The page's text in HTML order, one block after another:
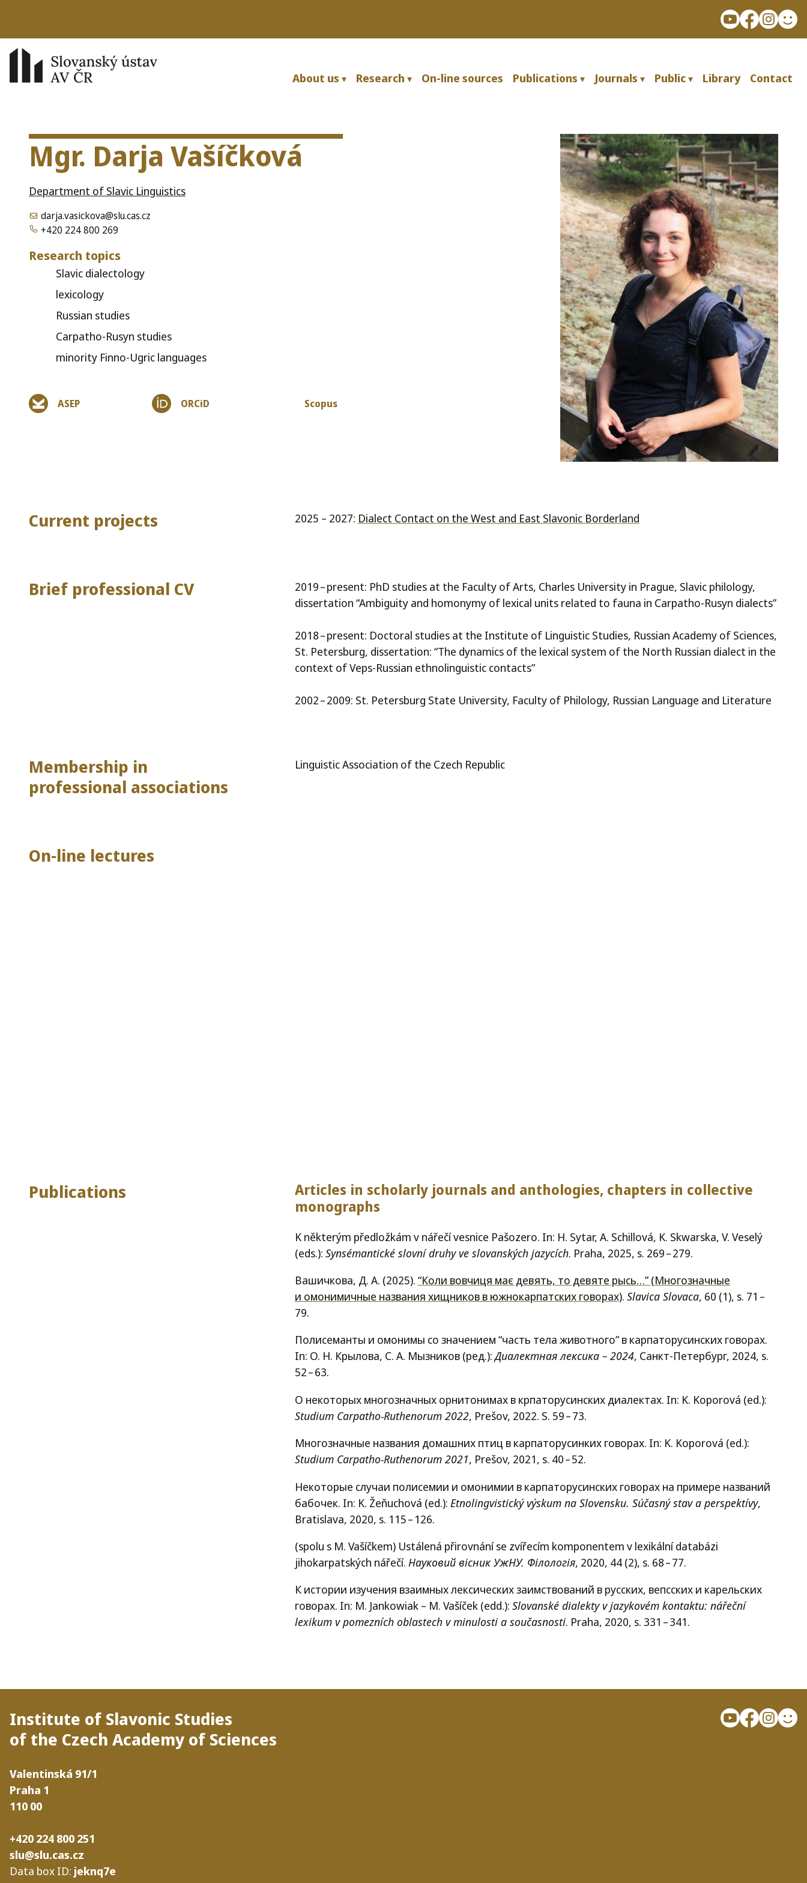
About us Research On-line sources Publications Journals Public Library Contact
Mgr. Darja Vašíčková
Department of Slavic Linguistics
darja.vasickova@slu.cas.cz
+420 224 800 269
Research topics
Slavic dialectology
lexicology
Russian studies
Carpatho-Rusyn studies
minority Finno-Ugric languages
ASEP ORCiD Scopus
Current projects 2025 – 2027: Dialect Contact on the West and East Slavonic Borderland
Brief professional CV
2019 – present: PhD studies at the Faculty of Arts, Charles University in Prague, Slavic philology,
dissertation “Ambiguity and homonymy of lexical units related to fauna in Carpatho-Rusyn dialects”
2018 – present: Doctoral studies at the Institute of Linguistic Studies, Russian Academy of Sciences,
St. Petersburg, dissertation: “The dynamics of the lexical system of the North Russian dialect in the
context of Veps-Russian ethnolinguistic contacts”
2002 – 2009: St. Petersburg State University, Faculty of Philology, Russian Language and Literature
Membership in
professional associations
Linguistic Association of the Czech Republic
On-line lectures
Publications
Articles in scholarly journals and anthologies, chapters in collective
monographs
K některým předložkám v nářečí vesnice Pašozero. In: H. Sytar, A. Schillová, K. Skwarska, V. Veselý
(eds.): Synsémantické slovní druhy ve slovanských jazycích. Praha, 2025, s. 269 – 279.
Вашичкова, Д. А. (2025). “Коли вовчиця має девять, то девяте рысь…” (Многозначные
и омонимичные названия хищников в южнокарпатских говорах). Slavica Slovaca, 60 (1), s. 71 –
79.
Полисеманты и омонимы со значением “часть тела животного” в карпаторусинских говорах.
In: О. Н. Крылова, С. А. Мызников (ред.):Диалектная лексика – 2024, Санкт-Петербург, 2024, s.
52 – 63.
О некоторых многозначных орнитонимах в крпаторусинских диалектах. In: K. Koporová (ed.):
Studium Carpatho-Ruthenorum 2022, Prešov, 2022. S. 59 – 73.
Многозначные названия домашних птиц в карпаторусинких говорах. In: K. Koporová (ed.):
Studium Carpatho-Ruthenorum 2021, Prešov, 2021, s. 40 – 52.
Некоторые случаи полисемии и омонимии в карпаторусинских говорах на примере названий
бабочек. In: K. Žeňuchová (ed.): Etnolingvistický výskum na Slovensku. Súčasný stav a perspektívy,
Bratislava, 2020, s. 115 – 126.
(spolu s M. Vašíčkem) Ustálená přirovnání se zvířecím komponentem v lexikální databázi
jihokarpatských nářečí. Науковий вісник УжНУ. Філологія, 2020, 44 (2), s. 68 – 77.
К истории изучения взаимных лексических заимствований в русских, вепсских и карельских
говорах. In: M. Jankowiak – M. Vašíček (edd.): Slovanské dialekty v jazykovém kontaktu: nářeční
lexikum v pomezních oblastech v minulosti a současnosti. Praha, 2020, s. 331 – 341.
Institute of Slavonic Studies
of the Czech Academy of Sciences
Valentinská 91/​1
Praha 1
110 00
+420 224 800 251
slu@slu.cas.cz
Data box ID: jeknq7e